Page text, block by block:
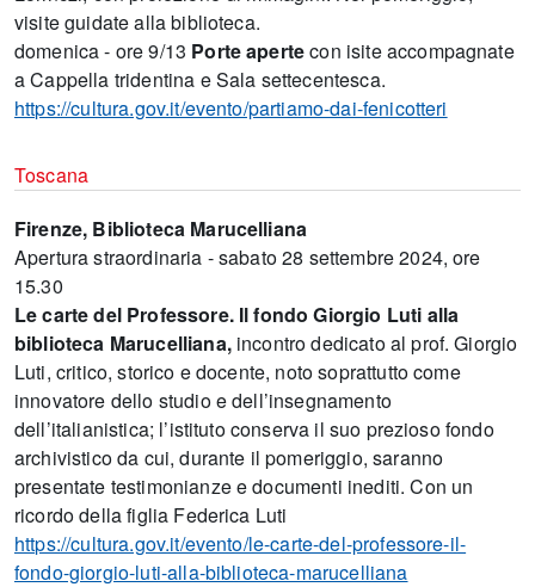
visite guidate alla biblioteca.
domenica - ore 9/13 Porte apertecon isite accompagnate
a Cappella tridentina e Sala settecentesca.
https://cultura.gov.it/evento/partiamo-dai-fenicotteri
Toscana
Firenze, Biblioteca Marucelliana
Apertura straordinaria - sabato 28 settembre 2024, ore
15.30
Le carte del Professore. Il fondo Giorgio Luti alla
biblioteca Marucelliana, incontro dedicato al prof. Giorgio
Luti, critico, storico e docente, noto soprattutto come
innovatore dello studio e dell’insegnamento
dell’italianistica; l’istituto conserva il suo prezioso fondo
archivistico da cui, durante il pomeriggio, saranno
presentate testimonianze e documenti inediti. Con un
ricordo della figlia Federica Luti
https://cultura.gov.it/evento/le-carte-del-professore-il-
fondo-giorgio-luti-alla-biblioteca-marucelliana